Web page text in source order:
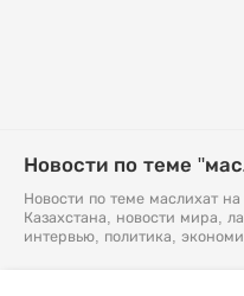
Новости по теме
Новости по теме маслихат
Казахстана, новости мира,
интервью, политика,